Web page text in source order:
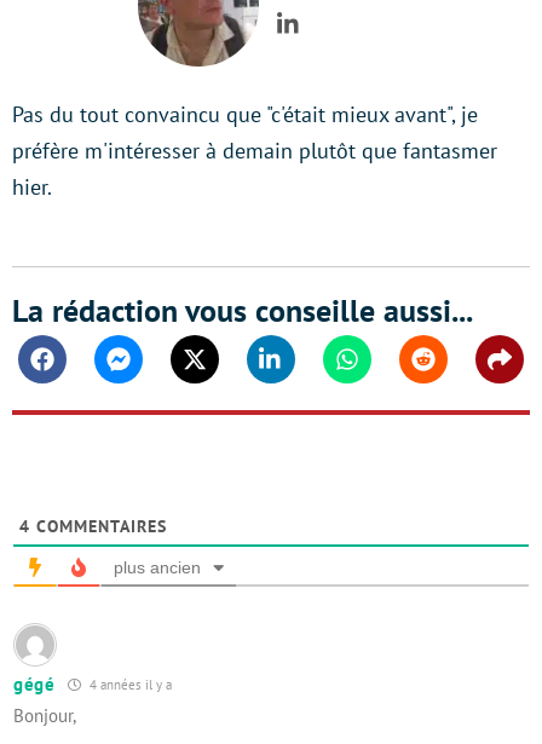
LinkedIn
Pas du tout convaincu que "c'était mieux avant", je
préfère m'intéresser à demain plutôt que fantasmer
hier.
La rédaction vous conseille aussi...
FacebookMessengerTwitter Linkedin WhatsappReddit
4 COMMENTAIRES
plus ancien
gégé 4 années il y a
Bonjour,